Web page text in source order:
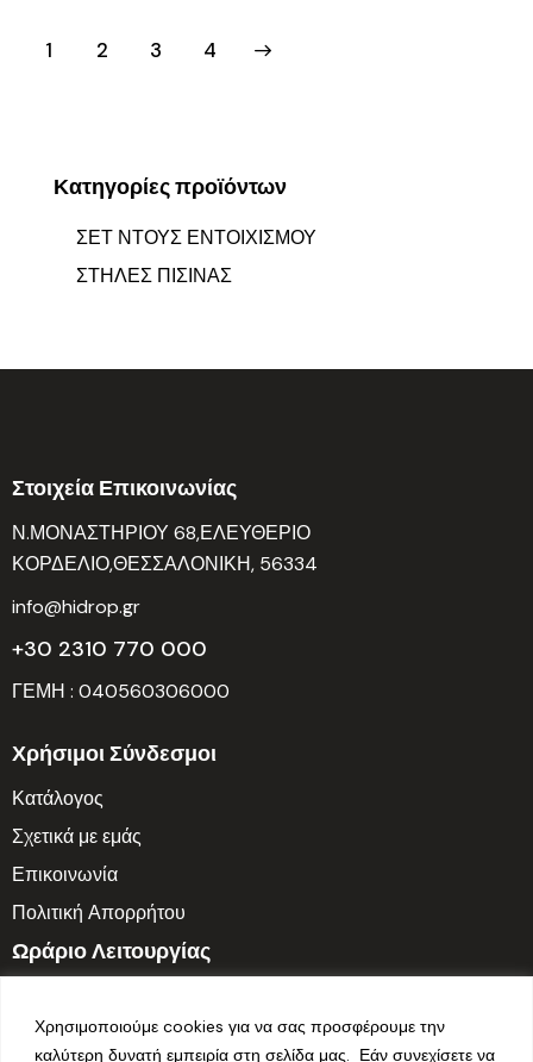
Χρησιμοποιούμε cookies για να σας προσφέρουμε την
καλύτερη δυνατή εμπειρία στη σελίδα μας. Εάν συνεχίσετε να
1 2 3 4
→
Κατηγορίες προϊόντων
ΣΕΤ ΝΤΟΥΣ ΕΝΤΟΙΧΙΣΜΟΥ
ΣΤΗΛΕΣ ΠΙΣΙΝΑΣ
Στοιχεία Επικοινωνίας
Ν.ΜΟΝΑΣΤΗΡΙΟΥ 68,ΕΛΕΥΘΕΡΙΟ
ΚΟΡΔΕΛΙΟ,ΘΕΣΣΑΛΟΝΙΚΗ, 56334
info@hidrop.gr
+30 2310 770 000
ΓΕΜΗ : 040560306000
Χρήσιμοι Σύνδεσμοι
Κατάλογος
Σχετικά με εμάς
Επικοινωνία
Πολιτική Απορρήτου
Ωράριο Λειτουργίας
Σαββατοκύριακο: Κλειστά